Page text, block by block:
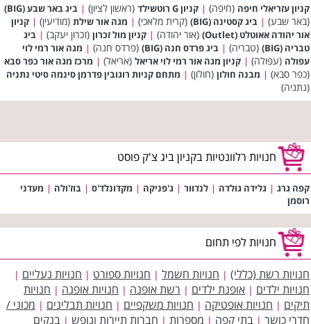
קניון עזריאלי חיפה (חיפה) | קניון G רוטשילד (ראשון לציון) | ביג באר שבע (BIG)
(באר שבע) | ביג קסטינה (BIG) (קרית מלאכי) | מגה אור שילת (מודיעין) | קניון
אור יהודה אאוטלט (Outlet)
(אור יהודה) | קניון מול זכרון (זכרון יעקב) | ביג
טבריה (BIG)
(טבריה) | ביג פרדס חנה (BIG) (פרדס חנה) | מגה אור רמי לוי
עפולה (עפולה) | קניון מגה אור רמי לוי אריאל (אריאל) | מרכז מגה אור כפר סבא
(כפר סבא) | מבנה חולון (חולון) | מתחם קניות רוגובין פדרמן סינמה סיטי נתניה
(נתניה)
חנויות רלוונטיות בקניון ביג צ'ק פוסט
קפה גרג | גלידה גולדה | לנדוור | ג'פניקה | מקדונלד'ס | בוז'ולה | מעדני
רוסמן
חנויות לפי תחום
חנויות רשת (כללי) | חנויות חשמל | חנויות ספורט | חנויות נעליים |
חנויות ילדים | אופנת ילדים | רשת אופנה | חנויות אופנה | חנויות
תיקים | חנויות אופטיקה | חנויות משקפיים | חנויות תבלינים | מכוני /
חדרי כושר | בתי קפה | מספרות | חברות תיירות ונופש | בנקים